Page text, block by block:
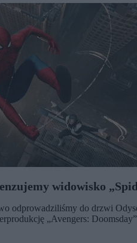
widowisko
odprowadziliśmy do drzwi
„Avengers: